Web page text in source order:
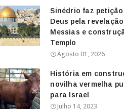
Sinédrio faz
Deus pela
Messias e
Templo
Agosto 01, 2026
História em
novilha vermelha
para Israel
Julho 14, 2023